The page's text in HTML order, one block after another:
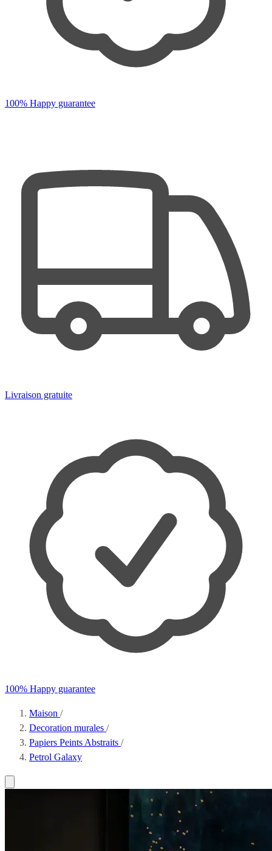
100% Happy guarantee
Livraison gratuite
100% Happy guarantee
Maison /
Decoration murales /
Papiers Peints Abstraits /
Petrol Galaxy